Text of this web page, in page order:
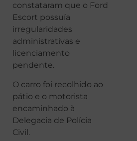
constataram que o Ford
Escort possuía
irregularidades
administrativas e
licenciamento
pendente.
O carro foi recolhido ao
pátio e o motorista
encaminhado à
Delegacia de Polícia
Civil.